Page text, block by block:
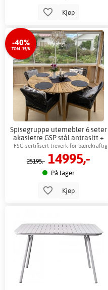
Kjøp
-40%
TOM. 15/8
Spisegruppe utemøbler 6 seter
akasietre GSP stål antrasitt +
Flekkfjerner for møbler
FSC-sertifisert treverk for bærekraftig
terrasse
25195,- 14995,-
På lager
Kjøp